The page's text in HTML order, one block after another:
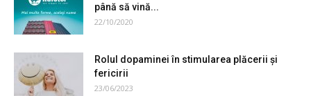
până să vină...
22/10/2020
Rolul dopaminei în stimularea plăcerii și
fericirii
23/06/2023